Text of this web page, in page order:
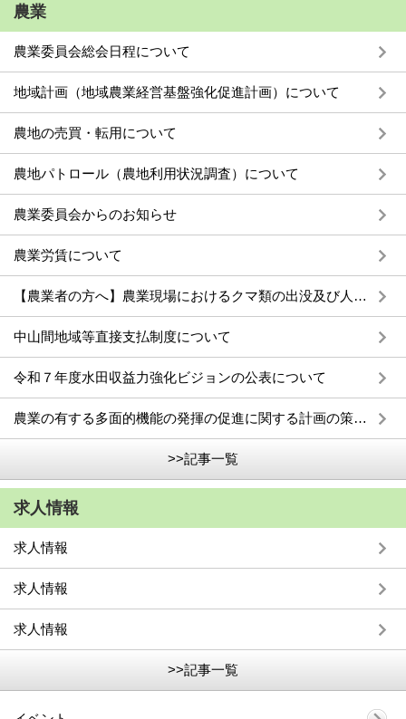
農業
農業委員会総会日程について
地域計画（地域農業経営基盤強化促進計画）について
農地の売買・転用について
農地パトロール（農地利用状況調査）について
農業委員会からのお知らせ
農業労賃について
【農業者の方へ】農業現場におけるクマ類の出没及び人身被害防止等に係る注意喚起について
中山間地域等直接支払制度について
令和７年度水田収益力強化ビジョンの公表について
農業の有する多面的機能の発揮の促進に関する計画の策定について
>>記事一覧
求人情報
求人情報
求人情報
求人情報
>>記事一覧